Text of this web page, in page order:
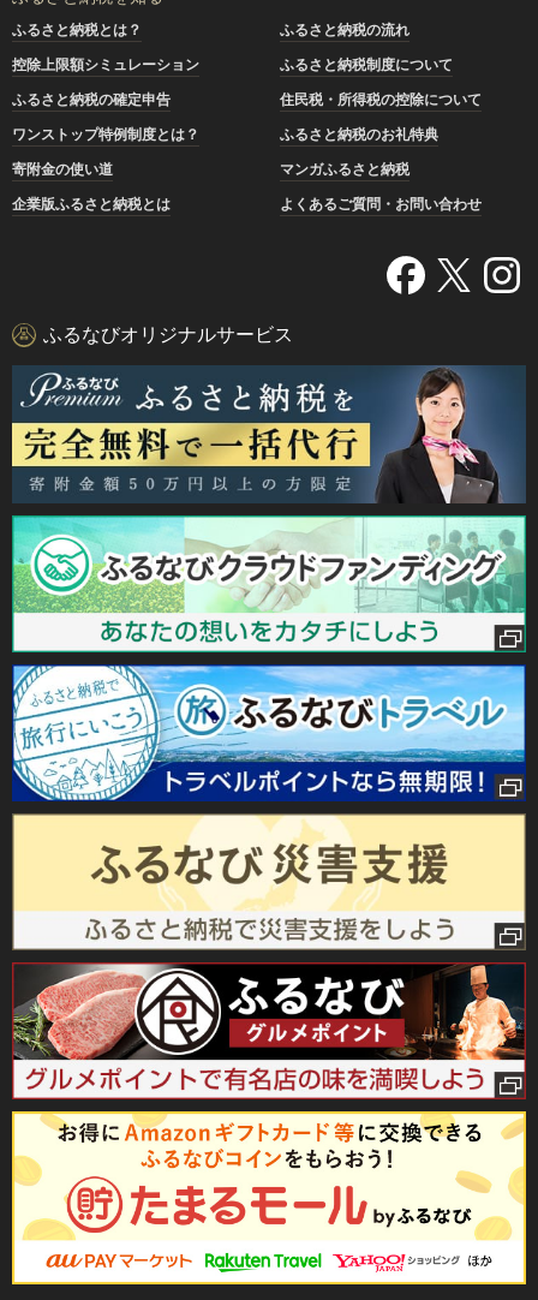
ふるさと納税とは？
ふるさと納税の流れ
控除上限額シミュレーション
ふるさと納税制度について
ふるさと納税の確定申告
住民税・所得税の控除について
ワンストップ特例制度とは？
ふるさと納税のお礼特典
寄附金の使い道
マンガふるさと納税
企業版ふるさと納税とは
よくあるご質問・お問い合わせ
ふるなびオリジナルサービス